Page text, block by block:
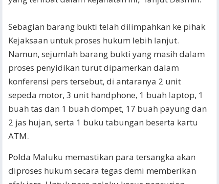
Sebagian barang bukti telah dilimpahkan ke pihak
Kejaksaan untuk proses hukum lebih lanjut.
Namun, sejumlah barang bukti yang masih dalam
proses penyidikan turut dipamerkan dalam
konferensi pers tersebut, di antaranya 2 unit
sepeda motor, 3 unit handphone, 1 buah laptop, 1
buah tas dan 1 buah dompet, 17 buah payung dan
2 jas hujan, serta 1 buku tabungan beserta kartu
ATM.
​Polda Maluku memastikan para tersangka akan
diproses hukum secara tegas demi memberikan